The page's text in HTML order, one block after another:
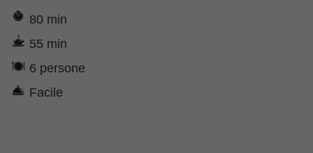
80 min
55 min
6 persone
Facile